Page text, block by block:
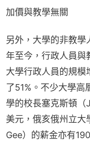
加價與教學無關
另外，大學的非教學
年至今，行政人員與
大學行政人員的規
了51%。不少大學高
學的校長塞克斯頓
美元，俄亥俄州立
Gee）的薪金亦有